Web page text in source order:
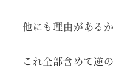
他にも理由がある
これ全部含めて逆